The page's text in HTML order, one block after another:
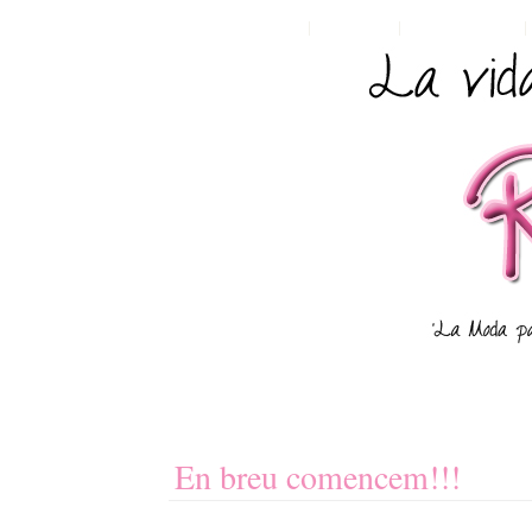
En breu comencem!!!